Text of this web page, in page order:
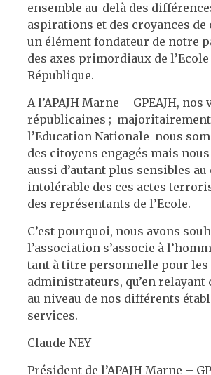
ensemble au-delà des
aspirations et des croyances de
un élément fondateur de notre
des axes primordiaux de l’Ecole
République.
A l’APAJH Marne – GPEAJH,
républicaines ; majoritairement
l’Education Nationale nous
des citoyens engagés mais
aussi d’autant plus sensibles au
intolérable des ces actes
des représentants de l’Ecole.
C’est pourquoi, nous avons
l’association s’associe à
tant à titre personnelle pour les
administrateurs, qu’en relayant
au niveau de nos différents
services.
Claude NEY
Président de l’APAJH Marne –